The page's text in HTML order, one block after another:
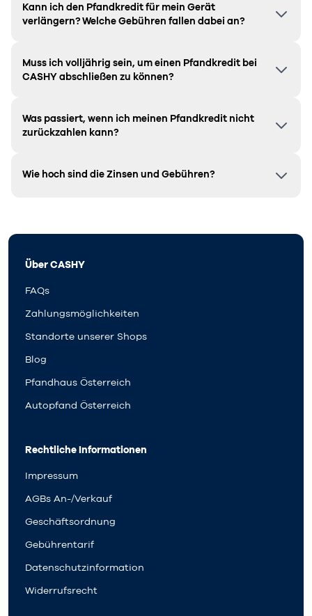
Kann ich den Pfandkredit für mein Gerät
verlängern? Welche Gebühren fallen dabei an?
Muss ich volljährig sein, um einen Pfandkredit bei
CASHY abschließen zu können?
Was passiert, wenn ich meinen Pfandkredit nicht
zurückzahlen kann?
Wie hoch sind die Zinsen und Gebühren?
Über CASHY
FAQs
Zahlungsmöglichkeiten
Standorte unserer Shops
Blog
Pfandhaus Österreich
Autopfand Österreich
Rechtliche Informationen
Impressum
AGBs An-/Verkauf
Geschäftsordnung
Gebührentarif
Datenschutzinformation
Widerrufsrecht